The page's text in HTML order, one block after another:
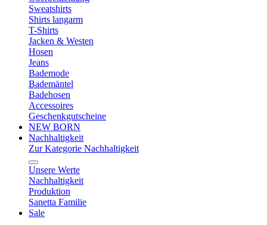
Sweatshirts
Shirts langarm
T-Shirts
Jacken & Westen
Hosen
Jeans
Bademode
Bademäntel
Badehosen
Accessoires
Geschenkgutscheine
NEW BORN
Nachhaltigkeit
Zur Kategorie Nachhaltigkeit
Unsere Werte
Nachhaltigkeit
Produktion
Sanetta Familie
Sale